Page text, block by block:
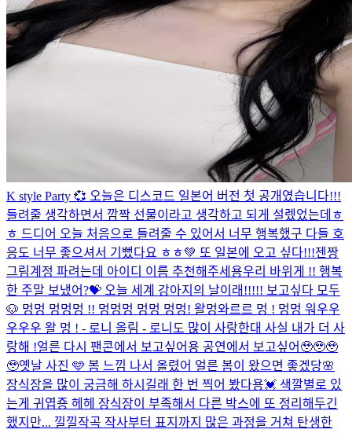
K style Party 💞 오늘은 디스코드 일본어 버전 첫 공개였습니다!!!
들려줄 생각하면서 깜짝 선물이라고 생각하고 되게 설렜었는데ㅎ
ㅎ 드디어 오늘 처음으로 들려줄 수 있어서 너무 행복했구 다들 호
응도 너무 좋으셔서 기뻤다요 ㅎㅎ💚 또 일본에 오고 싶다!!!젠짱
그림계정 파려는데 아이디 이름 추천해주세용우리 바위게 !! 행복
한 주말 보냈어?💝 오늘 세계 강아지의 날이래!!!!! 보고싶다 모두
🐶 멍멍 멍멍멍 !! 멍멍멍 멍멍 멍멍! 왈멍와르르 멍 ! 멍멍 워우우
우우우 왈 멍 ! - 로니 올림 - 로니도 많이 사랑한대 사실 내가 더 사
랑해 !얼른 다시 팬콘에서 보고싶어용 공연에서 보고싶어🥹🥹🥹
🥹옛날 사진 🩵 봄 느낌 나서 올렸어 얼른 봄이 왔으면 좋겠당🌸
장식장을 많이 궁금해 하시길래 한 번 찍어 봤다용💓 색깔별로 있
는게 귀엽죵 헤헤 장식장이 부족해서 다른 박스에 또 정리해두긴
했지만... 낄낄작곡 작사부터 표지까지 많은 과정을 거쳐 탄생한